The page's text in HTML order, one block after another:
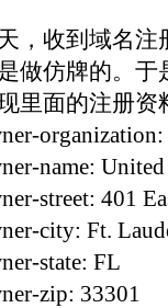
，收到域名注
做仿牌的。于
里面的注册资
name:
street: 401
city: Ft.
state: FL
zip: 33301